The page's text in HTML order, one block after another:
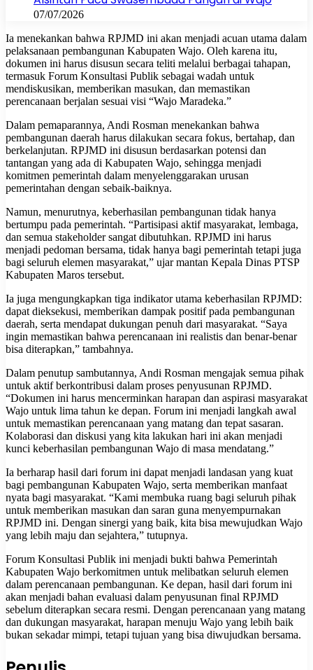
07/07/2026
Ia menekankan bahwa RPJMD ini akan menjadi acuan utama dalam
pelaksanaan pembangunan Kabupaten Wajo. Oleh karena itu,
dokumen ini harus disusun secara teliti melalui berbagai tahapan,
termasuk Forum Konsultasi Publik sebagai wadah untuk
mendiskusikan, memberikan masukan, dan memastikan
perencanaan berjalan sesuai visi “Wajo Maradeka.”
Dalam pemaparannya, Andi Rosman menekankan bahwa
pembangunan daerah harus dilakukan secara fokus, bertahap, dan
berkelanjutan. RPJMD ini disusun berdasarkan potensi dan
tantangan yang ada di Kabupaten Wajo, sehingga menjadi
komitmen pemerintah dalam menyelenggarakan urusan
pemerintahan dengan sebaik-baiknya.
Namun, menurutnya, keberhasilan pembangunan tidak hanya
bertumpu pada pemerintah. “Partisipasi aktif masyarakat, lembaga,
dan semua stakeholder sangat dibutuhkan. RPJMD ini harus
menjadi pedoman bersama, tidak hanya bagi pemerintah tetapi juga
bagi seluruh elemen masyarakat,” ujar mantan Kepala Dinas PTSP
Kabupaten Maros tersebut.
Ia juga mengungkapkan tiga indikator utama keberhasilan RPJMD:
dapat dieksekusi, memberikan dampak positif pada pembangunan
daerah, serta mendapat dukungan penuh dari masyarakat. “Saya
ingin memastikan bahwa perencanaan ini realistis dan benar-benar
bisa diterapkan,” tambahnya.
Dalam penutup sambutannya, Andi Rosman mengajak semua pihak
untuk aktif berkontribusi dalam proses penyusunan RPJMD.
“Dokumen ini harus mencerminkan harapan dan aspirasi masyarakat
Wajo untuk lima tahun ke depan. Forum ini menjadi langkah awal
untuk memastikan perencanaan yang matang dan tepat sasaran.
Kolaborasi dan diskusi yang kita lakukan hari ini akan menjadi
kunci keberhasilan pembangunan Wajo di masa mendatang.”
Ia berharap hasil dari forum ini dapat menjadi landasan yang kuat
bagi pembangunan Kabupaten Wajo, serta memberikan manfaat
nyata bagi masyarakat. “Kami membuka ruang bagi seluruh pihak
untuk memberikan masukan dan saran guna menyempurnakan
RPJMD ini. Dengan sinergi yang baik, kita bisa mewujudkan Wajo
yang lebih maju dan sejahtera,” tutupnya.
Forum Konsultasi Publik ini menjadi bukti bahwa Pemerintah
Kabupaten Wajo berkomitmen untuk melibatkan seluruh elemen
dalam perencanaan pembangunan. Ke depan, hasil dari forum ini
akan menjadi bahan evaluasi dalam penyusunan final RPJMD
sebelum diterapkan secara resmi. Dengan perencanaan yang matang
dan dukungan masyarakat, harapan menuju Wajo yang lebih baik
bukan sekadar mimpi, tetapi tujuan yang bisa diwujudkan bersama.